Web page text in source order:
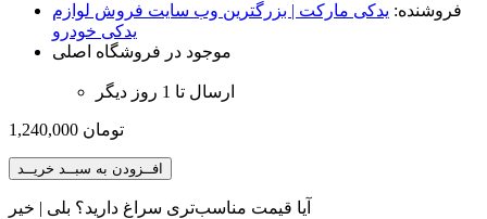
فروشنده: یدکی مارکت | بزرگترین وب سایت فروش لوازم
یدکی خودرو
موجود در فروشگاه اصلی
ارسال تا 1 روز دیگر
1,240,000 تومان
افــزودن به سبــد خریــد
آیا قیمت مناسب‌تری سراغ دارید؟ بلی | خیر